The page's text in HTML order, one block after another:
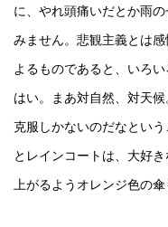
に、やれ頭痛いだとか雨
みません。悲観主義とは
よるものであると、いろ
はい。まあ対自然、対天
克服しかないのだなとい
とレインコートは、大好
上がるようオレンジ色の傘